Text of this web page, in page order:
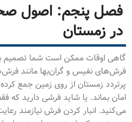
فصل پنجم: اصول
در زمستان
گاهی اوقات ممکن است شما تصمیم
فرش‌های نفیس و گران‌بها مانند
پرتردد زمستان از روی زمین جمع
امان بماند. یا شاید فرشی دارید که
می‌کنید. انبار کردن فرش نیازمند